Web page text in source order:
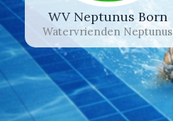
WV Neptunus Born
Watervrienden Neptunus